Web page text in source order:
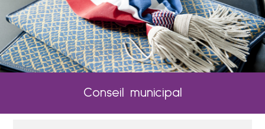
Conseil municipal